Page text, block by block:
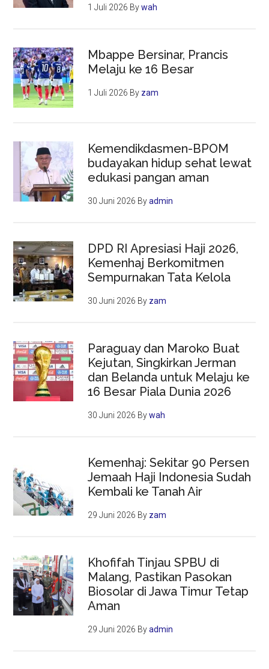
1 Juli 2026 Bywah
Mbappe Bersinar, Prancis
Melaju ke 16 Besar
1 Juli 2026 By zam
Kemendikdasmen-BPOM
budayakan hidup sehat lewat
edukasi pangan aman
30 Juni 2026 Byadmin
DPD RI Apresiasi Haji 2026,
Kemenhaj Berkomitmen
Sempurnakan Tata Kelola
30 Juni 2026 By zam
Paraguay dan Maroko Buat
Kejutan, Singkirkan Jerman
dan Belanda untuk Melaju ke
16 Besar Piala Dunia 2026
30 Juni 2026 Bywah
Kemenhaj: Sekitar 90 Persen
Jemaah Haji Indonesia Sudah
Kembali ke Tanah Air
29 Juni 2026 By zam
Khofifah Tinjau SPBU di
Malang, Pastikan Pasokan
Biosolar di Jawa Timur Tetap
Aman
29 Juni 2026 Byadmin